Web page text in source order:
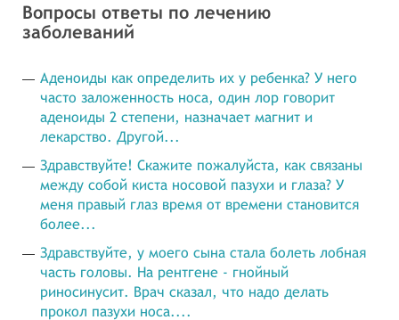
Вопросы ответы по лечению
заболеваний
Аденоиды как определить их у ребенка? У него
часто заложенность носа, один лор говорит
аденоиды 2 степени, назначает магнит и
лекарство. Другой...
Здравствуйте! Скажите пожалуйста, как связаны
между собой киста носовой пазухи и глаза? У
меня правый глаз время от времени становится
более...
Здравствуйте, у моего сына стала болеть лобная
часть головы. На рентгене - гнойный
риносинусит. Врач сказал, что надо делать
прокол пазухи носа....